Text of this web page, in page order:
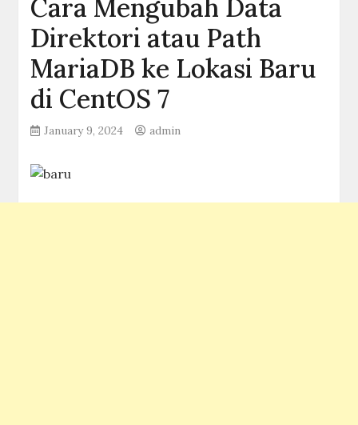
Cara Mengubah Data
Direktori atau Path
MariaDB ke Lokasi Baru
di CentOS 7
January 9, 2024 admin